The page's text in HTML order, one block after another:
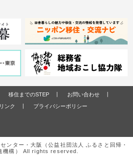
移住までのSTEP
お問い合わせ
リンク プライバシーポリシー
ンター・大阪（公益社団法人 ふるさと回帰・
機構） All rights reserved.